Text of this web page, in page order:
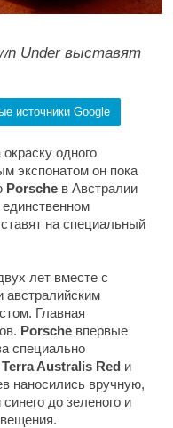
Under выставят
источники Google
одного
экспонатом он пока
Porsche в Австралии
на специальный
лет вместе с
австралийским
Главная
Porsche впервые
специально
Australis Red и
наносились вручную,
до зеленого и